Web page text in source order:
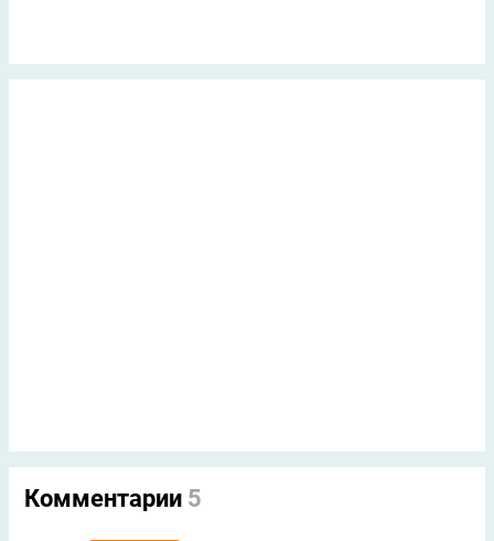
Комментарии 5